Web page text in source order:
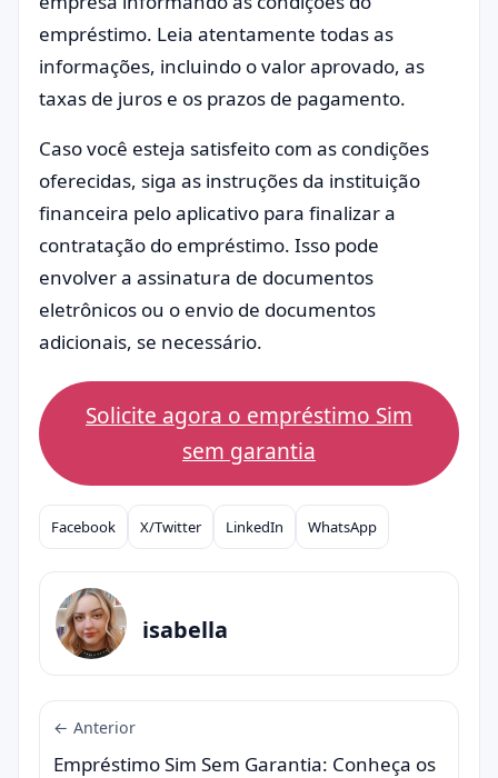
empréstimo. Leia atentamente todas as
informações, incluindo o valor aprovado, as
taxas de juros e os prazos de pagamento.
Caso você esteja satisfeito com as condições
oferecidas, siga as instruções da instituição
financeira pelo aplicativo para finalizar a
contratação do empréstimo. Isso pode
envolver a assinatura de documentos
eletrônicos ou o envio de documentos
adicionais, se necessário.
Solicite agora o empréstimo Sim
sem garantia
Compartilhar
Facebook X/Twitter LinkedIn WhatsApp
isabella
← Anterior
Empréstimo Sim Sem Garantia: Conheça os